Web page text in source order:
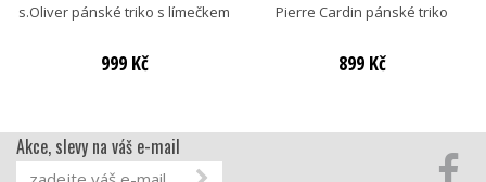
s.Oliver pánské triko s límečkem
999 Kč
Pierre Cardin pánské triko
899 Kč
Akce, slevy na váš e-mail